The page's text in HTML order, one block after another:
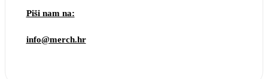
Piši nam na:
info@merch.hr